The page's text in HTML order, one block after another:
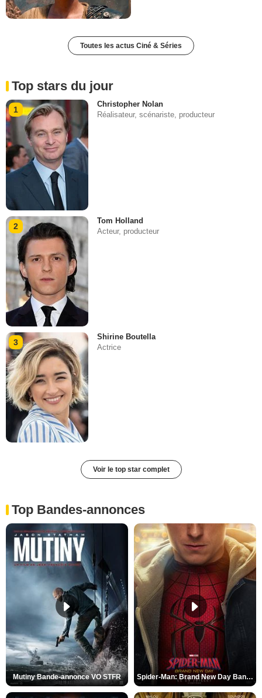
Toutes les actus Ciné & Séries
Top stars du jour
1
Christopher Nolan
Réalisateur, scénariste, producteur
2
Tom Holland
Acteur, producteur
3
Shirine Boutella
Actrice
Voir le top star complet
Top Bandes-annonces
Mutiny Bande-annonce VO STFR Spider-Man: Brand New Day Bande-annonce VO STFR